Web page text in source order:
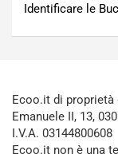
Identificare le
Ecoo.it di proprietà
Emanuele II, 13,
I.V.A. 03144800608
Ecoo.it non è una